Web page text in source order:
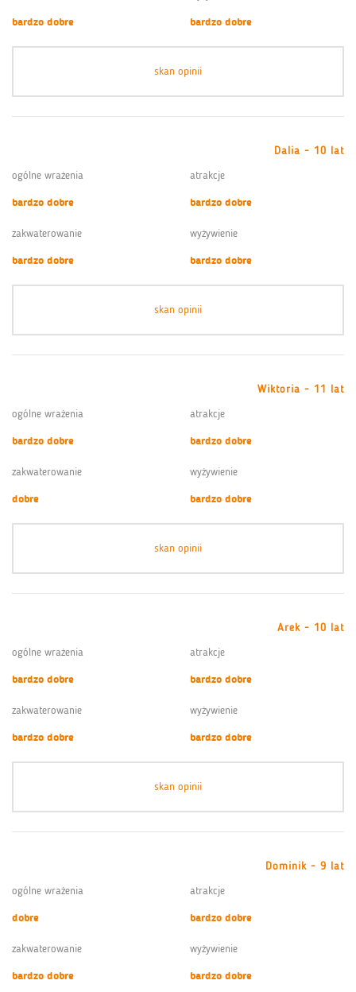
bardzo dobre
bardzo dobre
skan opinii
Dalia - 10 lat
ogólne wrażenia
bardzo dobre
atrakcje
bardzo dobre
zakwaterowanie
bardzo dobre
wyżywienie
bardzo dobre
skan opinii
Wiktoria - 11 lat
ogólne wrażenia
bardzo dobre
atrakcje
bardzo dobre
zakwaterowanie
dobre
wyżywienie
bardzo dobre
skan opinii
Arek - 10 lat
ogólne wrażenia
bardzo dobre
atrakcje
bardzo dobre
zakwaterowanie
bardzo dobre
wyżywienie
bardzo dobre
skan opinii
Dominik - 9 lat
ogólne wrażenia
dobre
atrakcje
bardzo dobre
zakwaterowanie
bardzo dobre
wyżywienie
bardzo dobre